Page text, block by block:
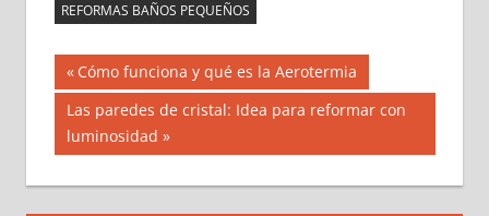
REFORMAS BAÑOS PEQUEÑOS
Post
navigation
Previous
Post:
Cómo funciona y qué es la Aerotermia
Next
Post:
Las paredes de cristal: Idea para reformar con
luminosidad